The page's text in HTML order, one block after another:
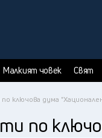
Малкият човек Свят
ключова дума
по